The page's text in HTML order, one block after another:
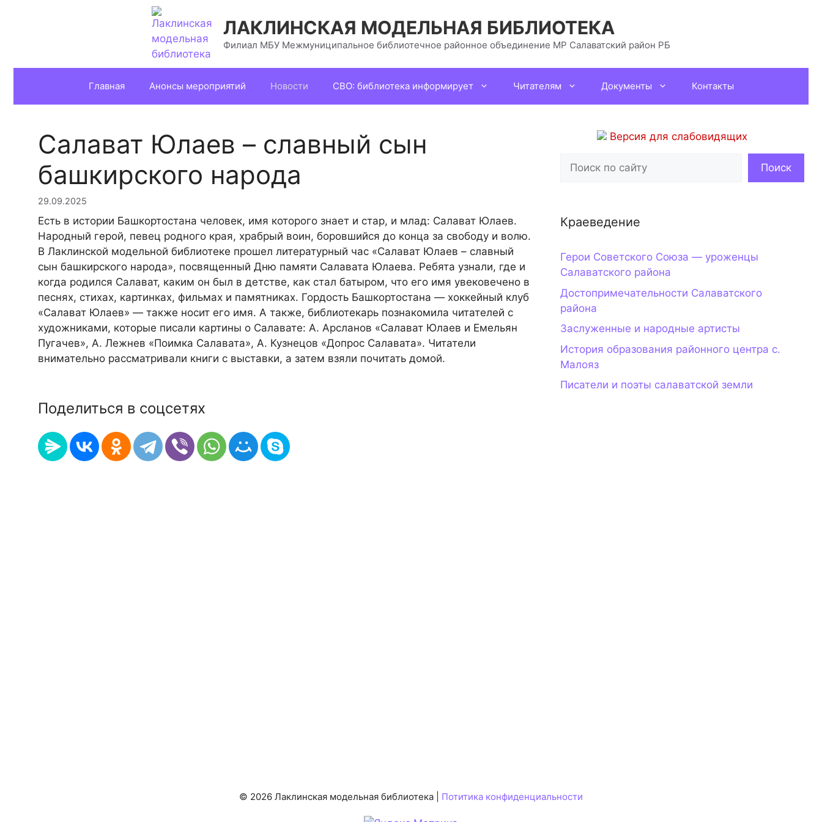
ЛАКЛИНСКАЯ МОДЕЛЬНАЯ БИБЛИОТЕКА
Филиал МБУ Межмуниципальное библиотечное районное объединение МР Салаватский район РБ
Главная Анонсы мероприятий Новости СВО: библиотека информирует Читателям Документы Контакты
Салават Юлаев – славный сын
башкирского народа
29.09.2025
Есть в истории Башкортостана человек, имя которого знает и стар, и млад: Салават Юлаев.
Народный герой, певец родного края, храбрый воин, боровшийся до конца за свободу и волю.
В Лаклинской модельной библиотеке прошел литературный час «Салават Юлаев – славный
сын башкирского народа», посвященный Дню памяти Салавата Юлаева. Ребята узнали, где и
когда родился Салават, каким он был в детстве, как стал батыром, что его имя увековечено в
песнях, стихах, картинках, фильмах и памятниках. Гордость Башкортостана — хоккейный клуб
«Салават Юлаев» — также носит его имя. А также, библиотекарь познакомила читателей с
художниками, которые писали картины о Салавате: А. Арсланов «Салават Юлаев и Емельян
Пугачев», А. Лежнев «Поимка Салавата», А. Кузнецов «Допрос Салавата». Читатели
внимательно рассматривали книги с выставки, а затем взяли почитать домой.
Поделиться в соцсетях
Версия для слабовидящих
Поиск
Поиск
Краеведение
Герои Советского Союза — уроженцы
Салаватского района
Достопримечательности Салаватского
района
Заслуженные и народные артисты
История образования районного центра с.
Малояз
Писатели и поэты салаватской земли
© 2026 Лаклинская модельная библиотека | Потитика конфиденциальности